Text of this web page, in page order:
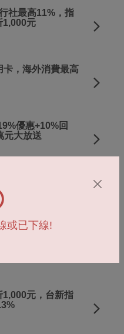
社最高11%，指
1,000元
卡，海外消費最高
優惠+10%回
元大放送
高2%
1,000元，台新指
或已下線!